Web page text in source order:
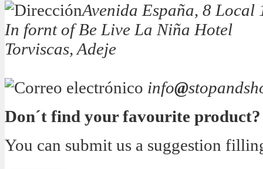
Avenida España, 8 Local
In fornt of Be Live La Niña Hotel
Torviscas, Adeje
info@
Don´t find your favourite product?
You can submit us a suggestion